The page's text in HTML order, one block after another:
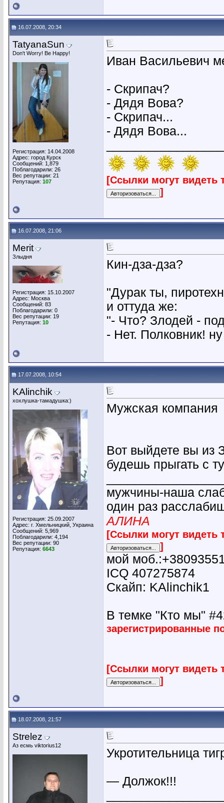
16.07.2008, 20:34
TatyanaSun
Don't Worry! Be Happy!
Регистрация: 14.04.2008
Адрес: город Курск
Сообщений: 1,879
Поблагодарили: 26
Вес репутации: 21
Репутация: 107
Иван Васильевич
- Скрипач?
- Дядя Вова?
- Скрипач...
- Дядя Вова...
[Ссылки могут видеть
]
16.07.2008, 21:06
Merit
Злыдня
Регистрация: 15.10.2007
Адрес: Москва
Сообщений: 83
Поблагодарили: 0
Вес репутации: 19
Репутация: 10
Кин-дза-дза?
"Дурак ты,
и оттуда же:
"- Что? Злодей -
- Нет. Полковник!
17.07.2008, 10:54
KAlinchik
хохлушка-тамадушка:)
Регистрация: 25.09.2007
Адрес: г. Хмельницкий, Украина
Сообщений: 5,969
Поблагодарили: 4,194
Вес репутации: 90
Репутация: 6643
Мужская компания
Вот выйдете вы из
будешь прыгать с
мужчины-наша
один раз
АЛИНА
[Ссылки могут видеть
]
мой
ICQ 407275874
Скайп: KAlinchik1
В темке "Кто мы"
зарегистрированные
[Ссылки могут видеть
]
18.07.2008, 21:57
Strelez
Аз есмь viktorius12
Укротительница
— Должок!!!